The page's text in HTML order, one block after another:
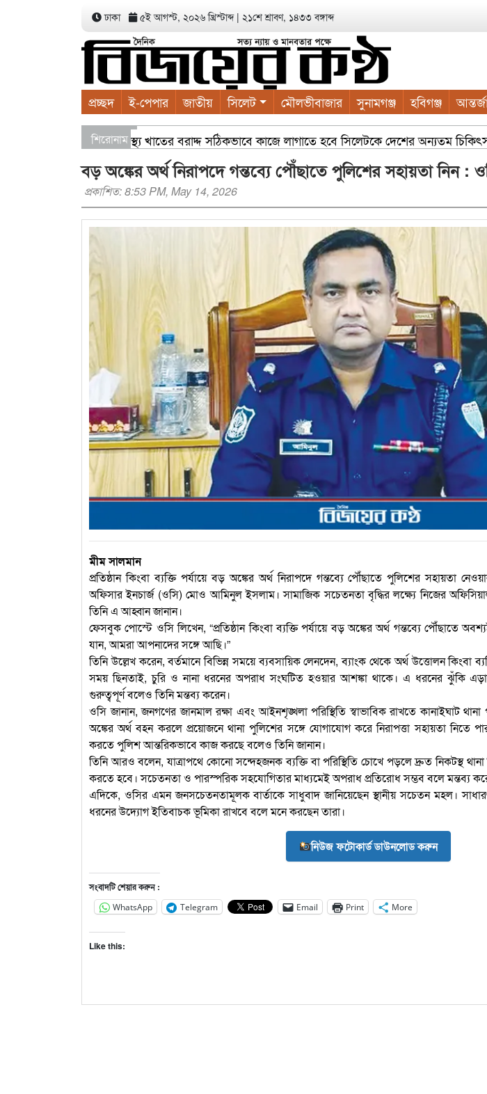
ঢাকা ৫ই আগস্ট, ২০২৬ খ্রিস্টাব্দ| ২১শে শ্রাবণ, ১৪৩৩ বঙ্গাব্দ
প্রচ্ছদ ই-পেপার জাতীয় সিলেট মৌলভীবাজার সুনামগঞ্জ হবিগঞ্জ
শিরোনাম
সভায় বাণিজ্যমন্ত্রী স্বাস্থ্য খাতের বরাদ্দ সঠিকভাবে কাজে লাগাতে হবে সিলেটকে দেশের অন্যতম
চারা বিতরণ যার যেখানে খালি জায়গা আছে, গাছ লাগান — আব্দুল কাইয়ুম চৌধুরী
সম্প্রসারিত
বড় অঙ্কের অর্থ নিরাপদে গন্তব্যে পৌঁছাতে পুলিশের সহায়তা নিন :
প্রকাশিত: 8:53 PM, May 14, 2026
মীম সালমান
প্রতিষ্ঠান কিংবা ব্যক্তি পর্যায়ে বড় অঙ্কের অর্থ নিরাপদে গন্তব্যে পৌঁছাতে পুলিশের সহায়তা
অফিসার ইনচার্জ (ওসি) মোও আমিনুল ইসলাম। সামাজিক সচেতনতা বৃদ্ধির লক্ষ্যে নিজের
তিনি এ আহ্বান জানান।
ফেসবুক পোস্টে ওসি লিখেন, “প্রতিষ্ঠান কিংবা ব্যক্তি পর্যায়ে বড় অঙ্কের অর্থ গন্তব্যে পৌঁছাতে
যান, আমরা আপনাদের সঙ্গে আছি।”
তিনি উল্লেখ করেন, বর্তমানে বিভিন্ন সময়ে ব্যবসায়িক লেনদেন, ব্যাংক থেকে অর্থ উত্তোলন কিংবা
সময় ছিনতাই, চুরি ও নানা ধরনের অপরাধ সংঘটিত হওয়ার আশঙ্কা থাকে। এ ধরনের ঝুঁকি
গুরুত্বপূর্ণ বলেও তিনি মন্তব্য করেন।
ওসি জানান, জনগণের জানমাল রক্ষা এবং আইনশৃঙ্খলা পরিস্থিতি স্বাভাবিক রাখতে কানাইঘাট
অঙ্কের অর্থ বহন করলে প্রয়োজনে থানা পুলিশের সঙ্গে যোগাযোগ করে নিরাপত্তা সহায়তা নিতে
করতে পুলিশ আন্তরিকভাবে কাজ করছে বলেও তিনি জানান।
তিনি আরও বলেন, যাত্রাপথে কোনো সন্দেহজনক ব্যক্তি বা পরিস্থিতি চোখে পড়লে দ্রুত নিকটস্থ
করতে হবে। সচেতনতা ও পারস্পরিক সহযোগিতার মাধ্যমেই অপরাধ প্রতিরোধ সম্ভব বলে মন্তব্য
এদিকে, ওসির এমন জনসচেতনতামূলক বার্তাকে সাধুবাদ জানিয়েছেন স্থানীয় সচেতন মহল।
ধরনের উদ্যোগ ইতিবাচক ভূমিকা রাখবে বলে মনে করছেন তারা।
নিউজ ফটোকার্ড ডাউনলোড করুন
সংবাদটি শেয়ার করুন :
WhatsApp Telegram Email Print More
Like this: